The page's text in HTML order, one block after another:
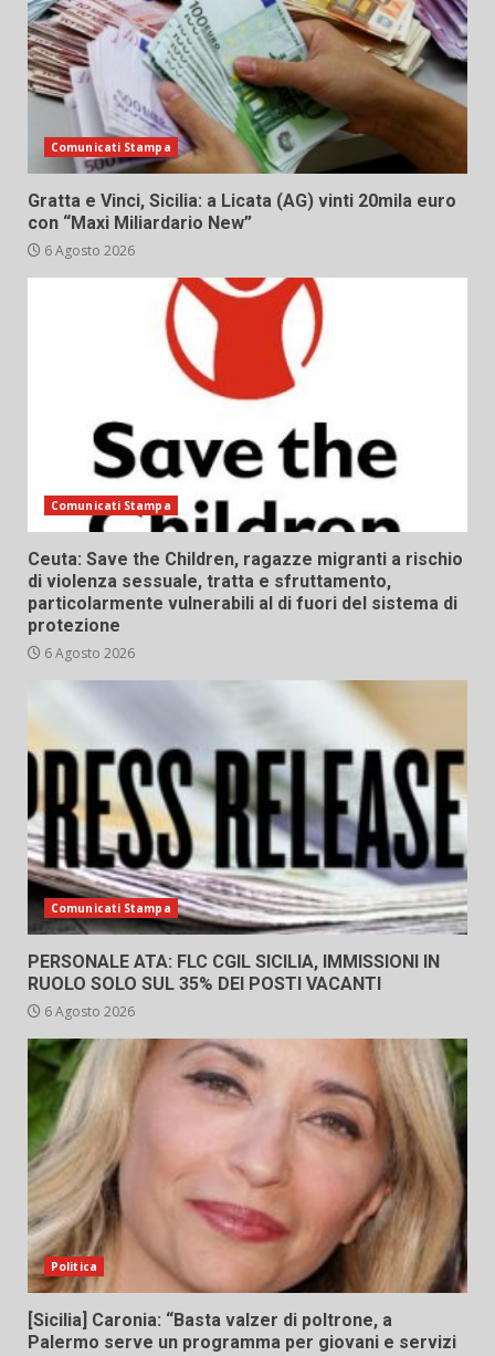
Comunicati Stampa
Gratta e Vinci, Sicilia: a Licata (AG) vinti 20mila euro
con “Maxi Miliardario New”
6 Agosto 2026
Comunicati Stampa
Ceuta: Save the Children, ragazze migranti a rischio
di violenza sessuale, tratta e sfruttamento,
particolarmente vulnerabili al di fuori del sistema di
protezione
6 Agosto 2026
Comunicati Stampa
PERSONALE ATA: FLC CGIL SICILIA, IMMISSIONI IN
RUOLO SOLO SUL 35% DEI POSTI VACANTI
6 Agosto 2026
Politica
[Sicilia] Caronia: “Basta valzer di poltrone, a
Palermo serve un programma per giovani e servizi